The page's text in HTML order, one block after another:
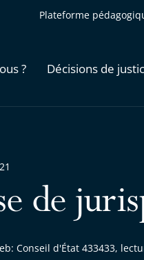
Plateforme
? Décisions de
de
Conseil d'État 433433,